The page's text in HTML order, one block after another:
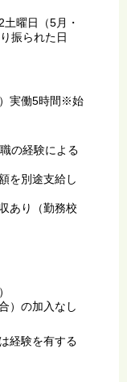
曜日（5月・
振られた日
実働5時間※始
の経験による
を別途支給し
あり（勤務校
）の加入なし
経験を有する